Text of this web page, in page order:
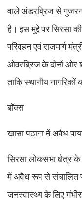
वाले अंडरब्रिज से गुजरना
है। इस मुद्दे पर सिरसा
परिवहन एवं राजमार्ग
ओवरब्रिज के दोनों ओर
ताकि स्थानीय
बॉक्स
खासा पठाना में अवैध
सिरसा लोकसभा क्षेत्र के
में अवैध रूप से संचालित
जनस्वास्थ्य के लिए